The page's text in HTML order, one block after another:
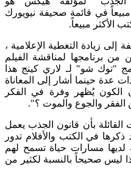
في قائمة صحيفة نيويورك
الأكثر مبيعاً.
إلى زيادة التغطية الإعلامية ،
برنامجها لمناقشة الفيلم
"توك شو" لـ لاري كينج هذا
عدة حينما أشار إلى المعاناة
الكون يُظهر وفرة في الفكر
الفقر والجوع والموت ؟".
القائلة بأن قانون الجذب يعمل
في الكتب والأفلام تدور
مسارات حياة تسمح لهم
ليس صحيحاً بالنسبة لكثير من